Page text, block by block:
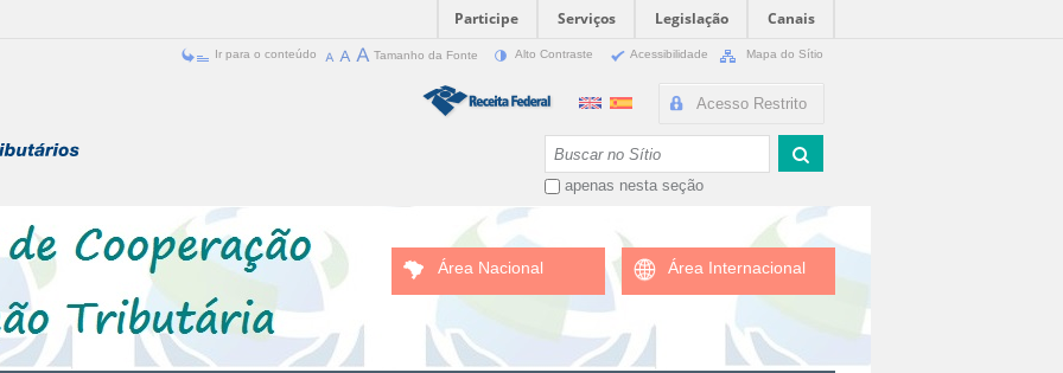
Participe Serviços Legislação
Canais
Ir para o conteúdo Tamanho da Fonte Alto Contraste Acessibilidade Mapa do Sítio
Acesso Restrito
apenas nesta seção
Área Nacional Área Internacional